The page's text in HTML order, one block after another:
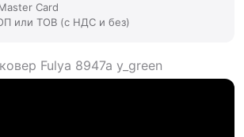
Card
или ТОВ (с НДС и без)
Fulya 8947a y_green